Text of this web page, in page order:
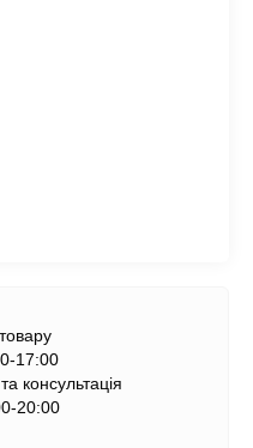
17:00
консультація
20:00